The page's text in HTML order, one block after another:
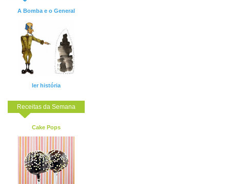
A Bomba e o General
ler história
Receitas da Semana
Cake Pops